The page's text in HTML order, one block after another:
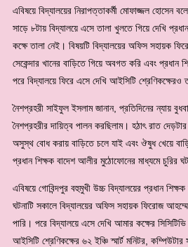
এবিষয়ে বিদ্যালয়ের নিরাপত্তাকর্মী মোফাজ্জল হোসেন
সাড়ে ৮টায় বিদ্যালয়ে এসে তালা খুলতে গিয়ে দেখি
কক্ষে তালা নেই। বিষয়টি বিদ্যালয়ের অফিস সহায়ক
সেকেন্দার খানের বাড়িতে গিয়ে অবগত করি এবং প্রধান
পরে বিদ্যালয়ে ফিরে এসে দেখি আইসিটি শ্রেণিকক্ষেরও
নৈশপ্রহরী সাইফুল ইসলাম জানান, প্রতিদিনের ন্যায়
নৈশপ্রহরীর দায়িত্ব পালন করছিলাম। হঠাৎ রাত
অসুস্থ বোধ করায় বাড়িতে চলে যাই এবং ঔষুধ খেয়ে
প্রধান শিক্ষক বাদেশ আলীর মুঠোফোনের মাধ্যমে চুরির
এবিষয়ে গোবিন্দপুর বহুমুখী উচ্চ বিদ্যালয়ের প্রধান
ঘটনাটি সকালে বিদ্যালয়ের অফিস সহায়ক ফিরোজ
পারি। পরে বিদ্যালয়ে এসে দেখি আমার কক্ষের
আইসিটি শ্রেণিকক্ষের ৬২ ইঞ্চি স্মার্ট মনিটর,